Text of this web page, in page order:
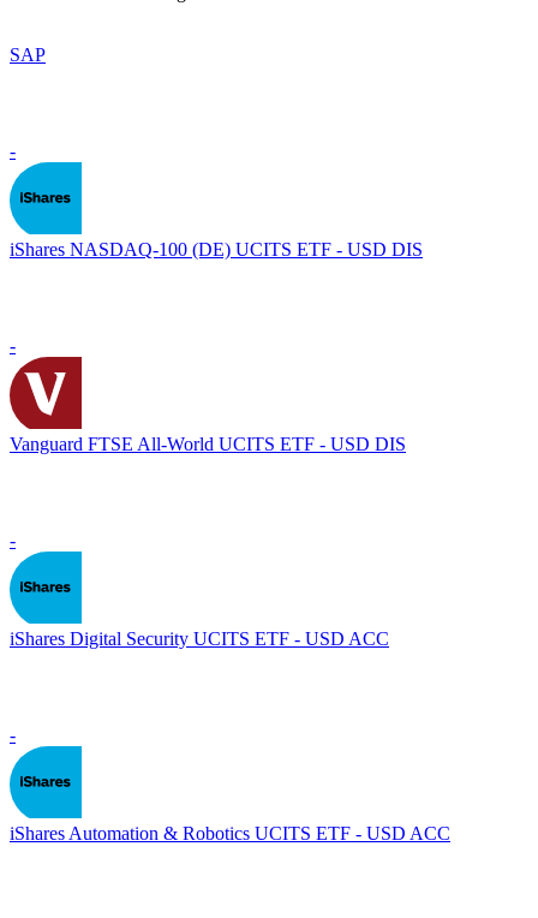
SAP
-
iShares NASDAQ-100 (DE) UCITS ETF - USD DIS
-
Vanguard FTSE All-World UCITS ETF - USD DIS
-
iShares Digital Security UCITS ETF - USD ACC
-
iShares Automation & Robotics UCITS ETF - USD ACC